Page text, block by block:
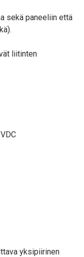
sekä paneeliin että
liitinten
yksipiirinen